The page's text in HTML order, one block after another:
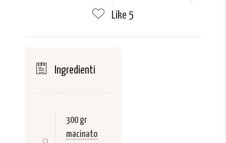
Like 5
Ingredienti
300 gr
macinato